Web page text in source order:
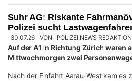
Suhr AG: Riskante
Polizei sucht
30.07.26 VON POLIZEI.NEWS REDAKTION
Auf der A1 in Richtung Zürich waren
Mittwochmorgen zwei
Nach der Einfahrt Aarau-West kam es